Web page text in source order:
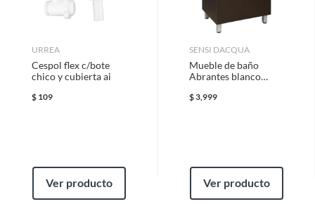
URREA
Cespol flex c/bote
chico y cubierta ai
$ 109
Ver producto
SENSI DACQUA
Mueble de baño
Abrantes blanco
$3,999
Ver producto